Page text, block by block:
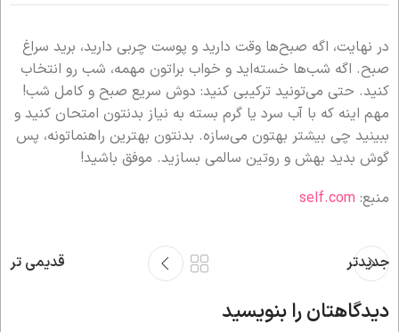
در نهایت، اگه صبح‌ها وقت دارید و پوست چربی دارید، برید سراغ
صبح. اگه شب‌ها خسته‌اید و خواب براتون مهمه، شب رو انتخاب
کنید. حتی می‌تونید ترکیبی کنید: دوش سریع صبح و کامل شب!
مهم اینه که با آب سرد یا گرم بسته به نیاز بدنتون امتحان کنید و
ببینید چی بیشتر بهتون می‌سازه. بدنتون بهترین راهنماتونه، پس
گوش بدید بهش و روتین سالمی بسازید. موفق باشید!
منبع: self.com
جدیدتر قدیمی تر
دیدگاهتان را بنویسید